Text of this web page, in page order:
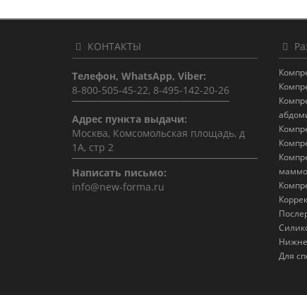
КОНТАКТЫ
Телефон, WhatsApp, Viber:
8-800-505-45-22, 8-495-142-20-26
Адрес пункта выдачи:
Москва, Комсомольская площадь, д
1А, стр 2
Написать письмо:
info@new-forma.ru
Для